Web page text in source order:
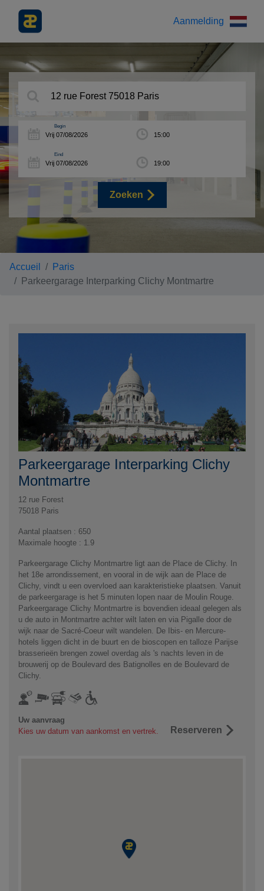
Aanmelding
Begin
Eind
Zoeken
Accueil
Paris
Parkeergarage Interparking Clichy Montmartre
Parkeergarage Interparking Clichy
Montmartre
12 rue Forest
75018 Paris
Aantal plaatsen : 650
Maximale hoogte : 1.9
Parkeergarage Clichy Montmartre ligt aan de Place de Clichy. In
het 18e arrondissement, en vooral in de wijk aan de Place de
Clichy, vindt u een overvloed aan karakteristieke plaatsen. Vanuit
de parkeergarage is het 5 minuten lopen naar de Moulin Rouge.
Parkeergarage Clichy Montmartre is bovendien ideaal gelegen als
u de auto in Montmartre achter wilt laten en via Pigalle door de
wijk naar de Sacré-Coeur wilt wandelen. De Ibis- en Mercure-
hotels liggen dicht in de buurt en de bioscopen en talloze Parijse
brasserieën brengen zowel overdag als 's nachts leven in de
brouwerij op de Boulevard des Batignolles en de Boulevard de
Clichy.
Uw aanvraag
Kies uw datum van aankomst en vertrek.
Reserveren